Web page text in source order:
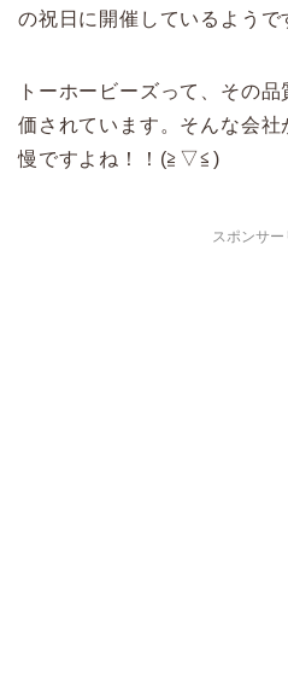
の祝日に開催しているようで
トーホービーズって、その
価されています。そんな会社
慢ですよね！！(≧▽≦)
スポンサー